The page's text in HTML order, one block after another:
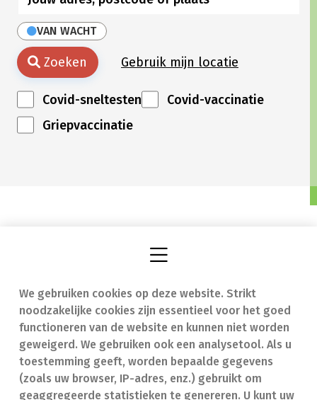
We gebruiken cookies op deze website. Strikt
noodzakelijke cookies zijn essentieel voor het goed
functioneren van de website en kunnen niet worden
geweigerd. We gebruiken ook een analysetool. Als u
toestemming geeft, worden bepaalde gegevens
(zoals uw browser, IP-adres, enz.) gebruikt om
geaggregeerde statistieken te genereren. U kunt uw
VAN WACHT
Zoeken Gebruik mijn locatie
Covid-sneltesten
Covid-vaccinatie
Griepvaccinatie
Vind een apotheek
Onze expertise
Ziekten
Geneesmiddelen
In geval van nood
Contact
Veelgestelde vragen
(FAQ)